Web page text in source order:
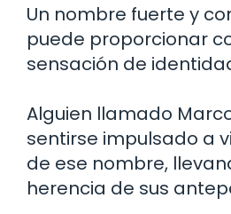
Un nombre fuerte y
puede proporcionar
sensación de
Alguien llamado
sentirse impulsado a
de ese nombre,
herencia de sus